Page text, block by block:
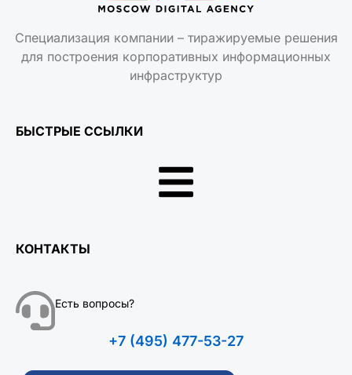
Специализация компании – тиражируемые решения
для построения корпоративных информационных
инфраструктур
БЫСТРЫЕ ССЫЛКИ
КОНТАКТЫ
Есть вопросы?
+7 (495) 477-53-27